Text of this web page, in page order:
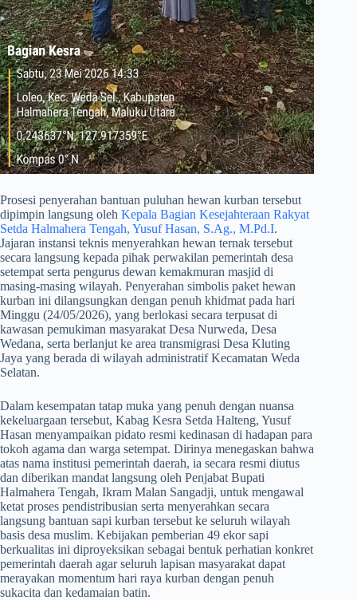
​Prosesi penyerahan bantuan puluhan hewan kurban tersebut
dipimpin langsung oleh Kepala Bagian Kesejahteraan Rakyat
Setda Halmahera Tengah, Yusuf Hasan, S.Ag., M.Pd.I.
Jajaran instansi teknis menyerahkan hewan ternak tersebut
secara langsung kepada pihak perwakilan pemerintah desa
setempat serta pengurus dewan kemakmuran masjid di
masing-masing wilayah. Penyerahan simbolis paket hewan
kurban ini dilangsungkan dengan penuh khidmat pada hari
Minggu (24/05/2026), yang berlokasi secara terpusat di
kawasan pemukiman masyarakat Desa Nurweda, Desa
Wedana, serta berlanjut ke area transmigrasi Desa Kluting
Jaya yang berada di wilayah administratif Kecamatan Weda
Selatan.
​Dalam kesempatan tatap muka yang penuh dengan nuansa
kekeluargaan tersebut, Kabag Kesra Setda Halteng, Yusuf
Hasan menyampaikan pidato resmi kedinasan di hadapan para
tokoh agama dan warga setempat. Dirinya menegaskan bahwa
atas nama institusi pemerintah daerah, ia secara resmi diutus
dan diberikan mandat langsung oleh Penjabat Bupati
Halmahera Tengah, Ikram Malan Sangadji, untuk mengawal
ketat proses pendistribusian serta menyerahkan secara
langsung bantuan sapi kurban tersebut ke seluruh wilayah
basis desa muslim. Kebijakan pemberian 49 ekor sapi
berkualitas ini diproyeksikan sebagai bentuk perhatian konkret
pemerintah daerah agar seluruh lapisan masyarakat dapat
merayakan momentum hari raya kurban dengan penuh
sukacita dan kedamaian batin.